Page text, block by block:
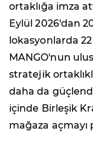
ortaklığa imza
Eylül 2026'dan
lokasyonlarda
MANGO'nun
stratejik
daha da
içinde Birleşik
mağaza açmayı